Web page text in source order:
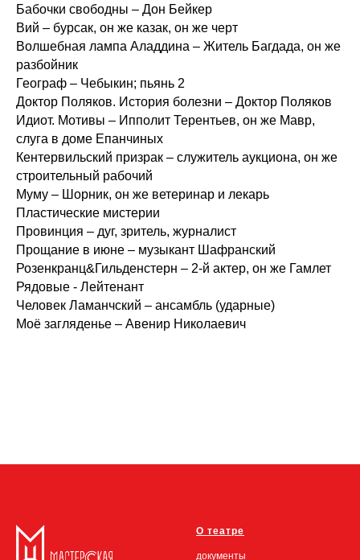
Бабочки свободны – Дон Бейкер
Вий – бурсак, он же казак, он же черт
Волшебная лампа Аладдина – Житель Багдада, он же
разбойник
Географ – Чебыкин; пьянь 2
Доктор Поляков. История болезни – Доктор Поляков
Идиот. Мотивы – Ипполит Терентьев, он же Мавр,
слуга в доме Епанчиных
Кентервильский призрак – служитель аукциона, он же
строительный рабочий
Муму – Шорник, он же ветеринар и лекарь
Пластические мистерии
Провинция – дуг, зритель, журналист
Прощание в июне – музыкант Шафранский
Розенкранц&Гильденстерн – 2-й актер, он же Гамлет
Рядовые - Лейтенант
Человек Ламанчский – ансамбль (ударные)
Моё загляденье – Авенир Николаевич
О театре
документы